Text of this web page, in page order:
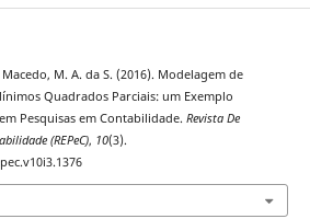
M. A. da S. (2016). Modelagem de
Quadrados Parciais: um Exemplo
Pesquisas em Contabilidade. Revista De
(REPeC), 10(3).